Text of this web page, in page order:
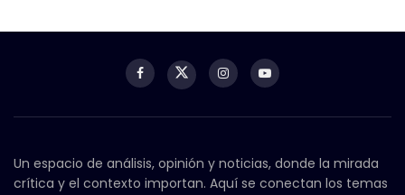
Un espacio de análisis, opinión y noticias, donde la mirada
crítica y el contexto importan. Aquí se conectan los temas